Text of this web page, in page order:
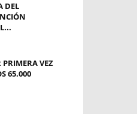
DEL
PRIMERA VEZ
65.000